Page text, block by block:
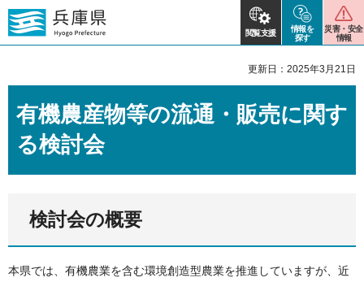
閲覧支援
情報を
探す
災害・安全
情報
更新日：2025年3月21日
有機農産物等の流通・販売に関す
る検討会
検討会の概要
本県では、有機農業を含む環境創造型農業を推進していますが、近